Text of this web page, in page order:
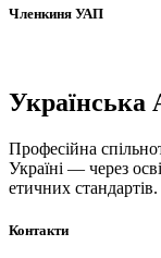
Членкиня УАП
Українська
Професійна
Україні — через
етичних стандартів.
Контакти